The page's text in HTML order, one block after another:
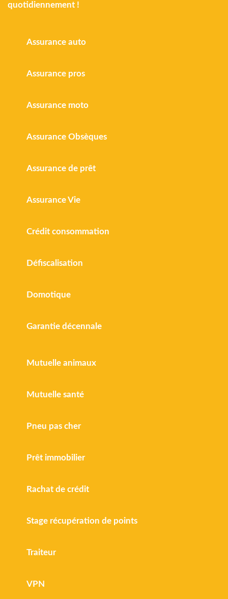
quotidiennement !
Assurance auto
Assurance pros
Assurance moto
Assurance Obsèques
Assurance de prêt
Assurance Vie
Crédit consommation
Défiscalisation
Domotique
Garantie décennale
Mutuelle animaux
Mutuelle santé
Pneu pas cher
Prêt immobilier
Rachat de crédit
Stage récupération de points
Traiteur
VPN